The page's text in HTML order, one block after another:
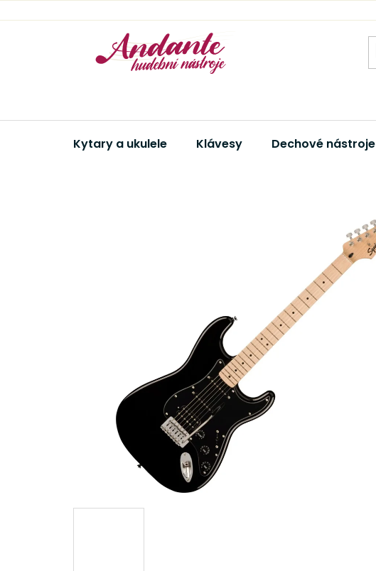
na
Kytary a ukulele Klávesy Dechové nástroje